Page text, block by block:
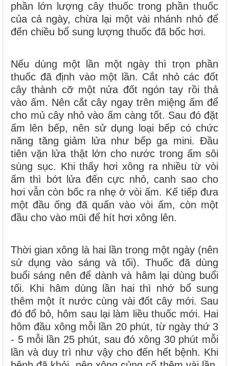
phần lớn lượng cây thuốc trong phần thuốc
của cả ngày, chừa lại một vài nhánh nhỏ để
đến chiều bổ sung lượng thuốc đã bốc hơi.
Nếu dùng một lần một ngày thì trọn phần
thuốc đã định vào một lần. Cắt nhỏ các đốt
cây thành cỡ một nửa đốt ngón tay rồi thả
vào ấm. Nên cắt cây ngay trên miệng ấm để
cho mủ cây nhỏ vào ấm càng tốt. Sau đó đặt
ấm lên bếp, nên sử dụng loại bếp có chức
năng tăng giảm lửa như bếp ga mini. Đầu
tiên vặn lửa thật lớn cho nước trong ấm sôi
sùng sục. Khi thấy hơi xông ra nhiều từ vòi
ấm thì bớt lửa đến cực nhỏ, canh sao cho
hơi vẫn còn bốc ra nhẹ ở vòi ấm. Kế tiếp đưa
một đầu ống đã quấn vào vòi ấm, còn một
đầu cho vào mũi để hít hơi xông lên.
Thời gian xông là hai lần trong một ngày (nên
sử dụng vào sáng và tối). Thuốc đã dùng
buổi sáng nên để dành và hâm lại dùng buổi
tối. Khi hâm dùng lần hai thì nhớ bổ sung
thêm một ít nước cùng vài đốt cây mới. Sau
đó đổ bỏ, hôm sau lại làm liều thuốc mới. Hai
hôm đầu xông mỗi lần 20 phút, từ ngày thứ 3
- 5 mỗi lần 25 phút, sau đó xông 30 phút mỗi
lần và duy trì như vậy cho đến hết bệnh. Khi